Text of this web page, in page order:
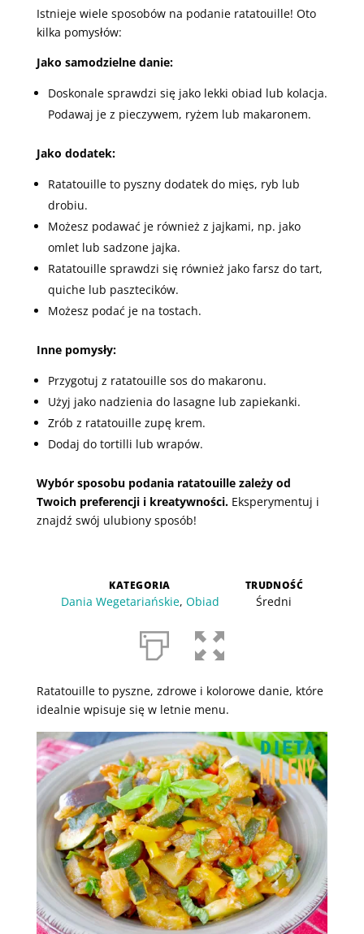
Istnieje wiele sposobów na podanie ratatouille! Oto
kilka pomysłów:
Jako samodzielne danie:
Doskonale sprawdzi się jako lekki obiad lub kolacja.
Podawaj je z pieczywem, ryżem lub makaronem.
Jako dodatek:
Ratatouille to pyszny dodatek do mięs, ryb lub
drobiu.
Możesz podawać je również z jajkami, np. jako
omlet lub sadzone jajka.
Ratatouille sprawdzi się również jako farsz do tart,
quiche lub pasztecików.
Możesz podać je na tostach.
Inne pomysły:
Przygotuj z ratatouille sos do makaronu.
Użyj jako nadzienia do lasagne lub zapiekanki.
Zrób z ratatouille zupę krem.
Dodaj do tortilli lub wrapów.
Wybór sposobu podania ratatouille zależy od
Twoich preferencji i kreatywności.Eksperymentuj i
znajdź swój ulubiony sposób!
KATEGORIA
Dania Wegetariańskie, Obiad
TRUDNOŚĆ
Średni
Ratatouille to pyszne, zdrowe i kolorowe danie, które
idealnie wpisuje się w letnie menu.